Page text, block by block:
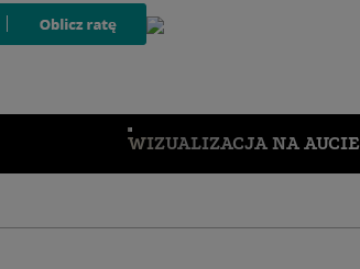
WIZUALIZACJA NA AUCIE